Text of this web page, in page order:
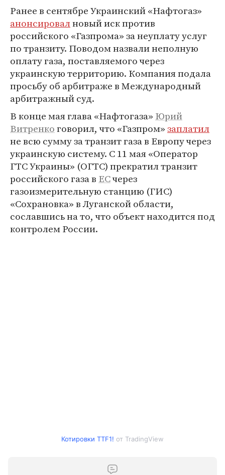
Ранее в сентябре Украинский «Нафтогаз»
анонсировалновый иск против
российского «Газпрома» за неуплату услуг
по транзиту. Поводом назвали неполную
оплату газа, поставляемого через
украинскую территорию. Компания подала
просьбу об арбитраже в Международный
арбитражный суд.
В конце мая глава «Нафтогаза» Юрий
Витренкоговорил, что «Газпром»заплатил
не всю сумму за транзит газа в Европу через
украинскую систему. С 11 мая «Оператор
ГТС Украины» (ОГТС) прекратил транзит
российского газа в ЕСчерез
газоизмерительную станцию (ГИС)
«Сохрановка» в Луганской области,
сославшись на то, что объект находится под
контролем России.
Котировки TTF1! от TradingView